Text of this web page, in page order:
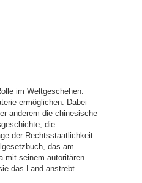
im Weltgeschehen.
ermöglichen. Dabei
anderem die chinesische
die
der Rechtsstaatlichkeit
das am
mit seinem autoritären
das Land anstrebt.